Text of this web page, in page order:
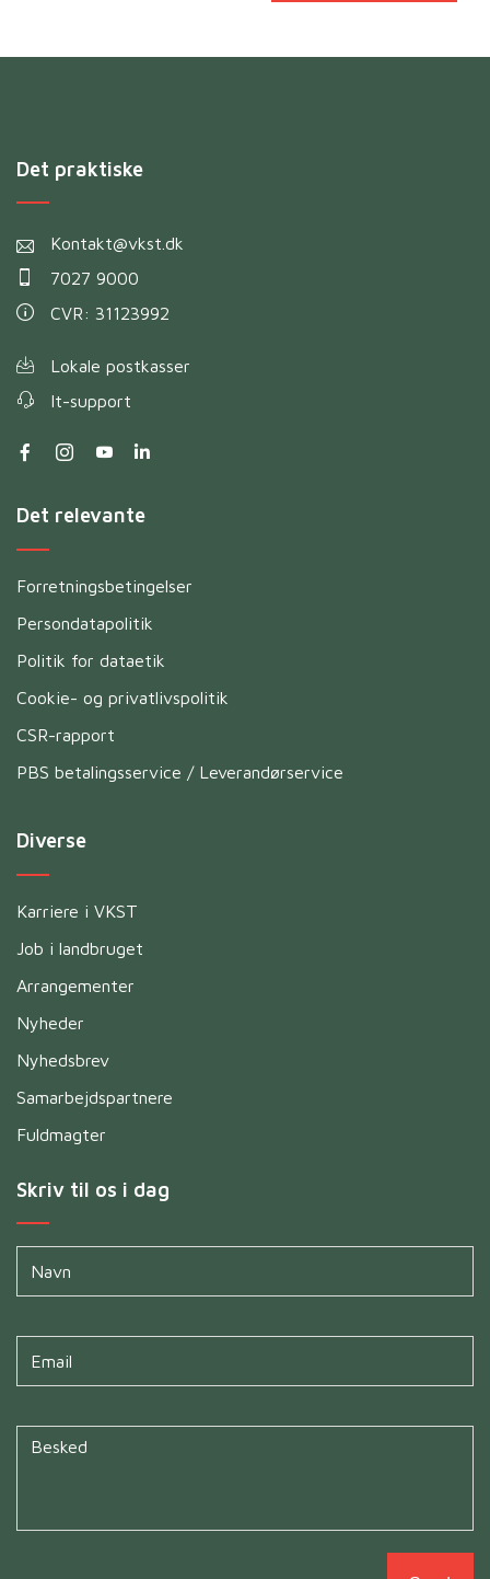
Det praktiske
Kontakt@vkst.dk
7027 9000
CVR: 31123992
Lokale postkasser
It-support
Det relevante
Forretningsbetingelser
Persondatapolitik
Politik for dataetik
Cookie- og privatlivspolitik
CSR-rapport
PBS betalingsservice / Leverandørservice
Diverse
Karriere i VKST
Job i landbruget
Arrangementer
Nyheder
Nyhedsbrev
Samarbejdspartnere
Fuldmagter
Skriv til os i dag